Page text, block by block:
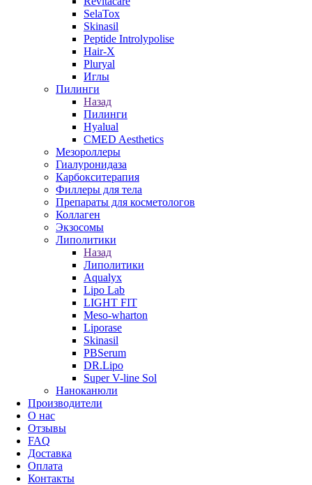
SelaTox
Skinasil
Peptide Introlypolise
Hair-X
Pluryal
Иглы
Пилинги
Назад
Пилинги
Hyalual
CMED Aesthetics
Мезороллеры
Гиалуронидаза
Карбокситерапия
Филлеры для тела
Препараты для косметологов
Коллаген
Экзосомы
Липолитики
Назад
Липолитики
Aqualyx
Lipo Lab
LIGHT FIT
Meso-wharton
Liporase
Skinasil
PBSerum
DR.Lipo
Super V-line Sol
Наноканюли
Производители
О нас
Отзывы
FAQ
Доставка
Оплата
Контакты